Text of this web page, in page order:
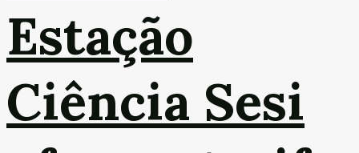
Estação
Ciência Sesi